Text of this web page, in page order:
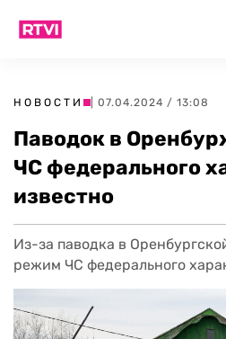
НОВОСТИ | 07.04.2024 / 13:08
Паводок в
ЧС федерального
известно
Из-за паводка в
режим ЧС федерального